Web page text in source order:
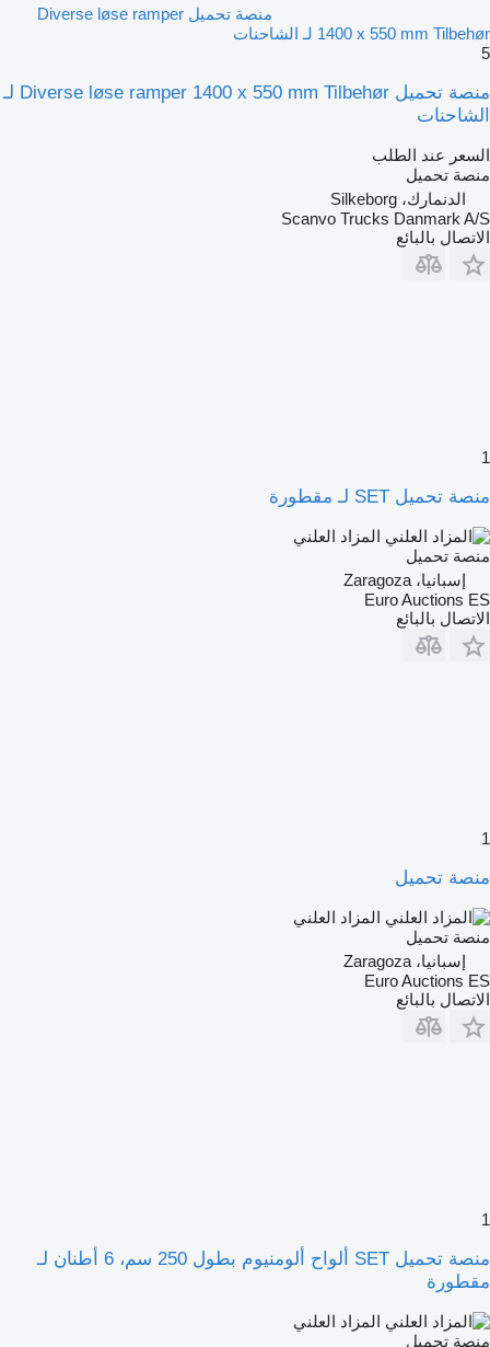
منصة تحميل Diverse løse ramper
1400 x 550 mm Tilbehør لـ الشاحنات
5
منصة تحميل Diverse løse ramper 1400 x 550 mm Tilbehør لـ
الشاحنات
السعر عند الطلب
منصة تحميل
الدنمارك، Silkeborg
Scanvo Trucks Danmark A/S
الاتصال بالبائع
1
منصة تحميل SET لـ مقطورة
المزاد العلني
منصة تحميل
إسبانيا، Zaragoza
Euro Auctions ES
الاتصال بالبائع
1
منصة تحميل
المزاد العلني
منصة تحميل
إسبانيا، Zaragoza
Euro Auctions ES
الاتصال بالبائع
1
منصة تحميل SET ألواح ألومنيوم بطول 250 سم، 6 أطنان لـ
مقطورة
المزاد العلني
منصة تحميل